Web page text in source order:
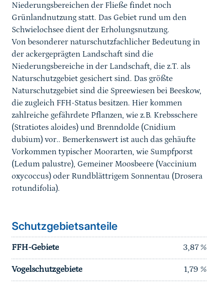
Niederungsbereichen der Fließe findet noch
Grünlandnutzung statt. Das Gebiet rund um den
Schwielochsee dient der Erholungsnutzung.
Von besonderer naturschutzfachlicher Bedeutung in
der ackergeprägten Landschaft sind die
Niederungsbereiche in der Landschaft, die z.T. als
Naturschutzgebiet gesichert sind. Das größte
Naturschutzgebiet sind die Spreewiesen bei Beeskow,
die zugleich FFH-Status besitzen. Hier kommen
zahlreiche gefährdete Pflanzen, wie z.B. Krebsschere
(Stratiotes aloides) und Brenndolde (Cnidium
dubium) vor.. Bemerkenswert ist auch das gehäufte
Vorkommen typischer Moorarten, wie Sumpfporst
(Ledum palustre), Gemeiner Moosbeere (Vaccinium
oxycoccus) oder Rundblättrigem Sonnentau (Drosera
rotundifolia).
Schutzgebietsanteile
FFH-Gebiete 3,87 %
Vogelschutzgebiete 1,79 %